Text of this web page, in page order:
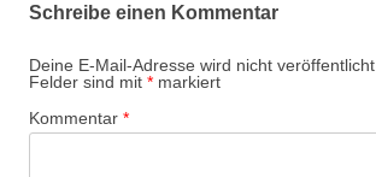
Schreibe einen Kommentar
Deine E-Mail-Adresse wird nicht veröffentlicht.
Felder sind mit * markiert
Kommentar *